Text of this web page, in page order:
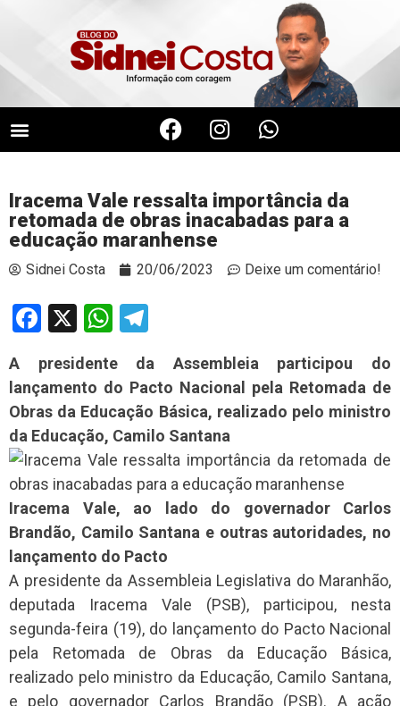
Iracema Vale ressalta importância da
retomada de obras inacabadas para a
educação maranhense
Sidnei Costa 20/06/2023 Deixe um comentário!
Facebook
X WhatsApp
A presidente da Assembleia participou do
lançamento do Pacto Nacional pela Retomada de
Obras da Educação Básica, realizado pelo ministro
da Educação, Camilo Santana
Iracema Vale, ao lado do governador Carlos
Brandão, Camilo Santana e outras autoridades, no
lançamento do Pacto
A presidente da Assembleia Legislativa do Maranhão,
deputada Iracema Vale (PSB), participou, nesta
segunda-feira (19), do lançamento do Pacto Nacional
pela Retomada de Obras da Educação Básica,
realizado pelo ministro da Educação, Camilo Santana,
e pelo governador Carlos Brandão (PSB). A ação